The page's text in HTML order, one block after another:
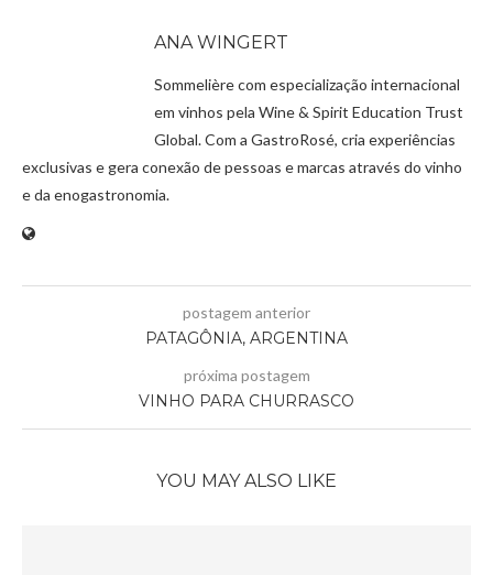
ANA WINGERT
Sommelière com especialização internacional
em vinhos pela Wine & Spirit Education Trust
Global. Com a GastroRosé, cria experiências
exclusivas e gera conexão de pessoas e marcas através do vinho
e da enogastronomia.
postagem anterior
PATAGÔNIA, ARGENTINA
próxima postagem
VINHO PARA CHURRASCO
YOU MAY ALSO LIKE